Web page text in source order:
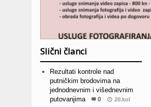
Slični članci
Rezultati kontrole nad
putničkim brodovima na
jednodnevnim i višednevnim
putovanjima
0 20.kol